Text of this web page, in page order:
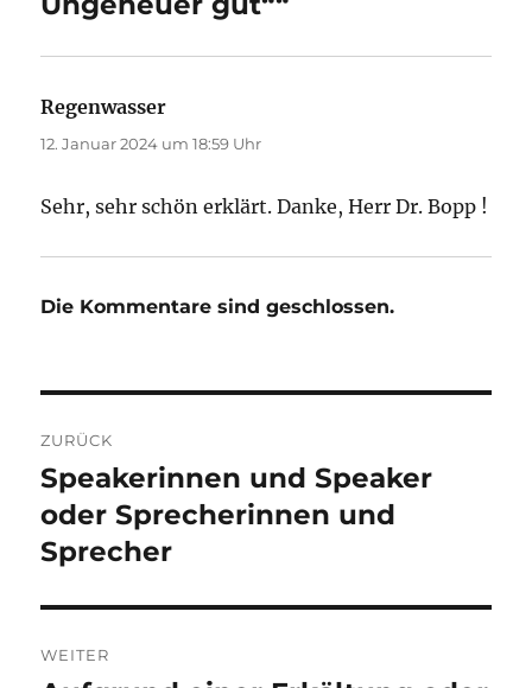
Regenwasser
12. Januar 2024 um 18:59 Uhr
Sehr, sehr schön erklärt. Danke, Herr Dr. Bopp !
Die Kommentare sind geschlossen.
ZURÜCK
Vorheriger
Beitrag:
Speakerinnen und Speaker
oder Sprecherinnen und
Sprecher
WEITER